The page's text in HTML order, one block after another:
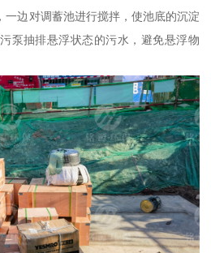
一边对调蓄池进行搅拌，使池底的沉淀
泵抽排悬浮状态的污水，避免悬浮物